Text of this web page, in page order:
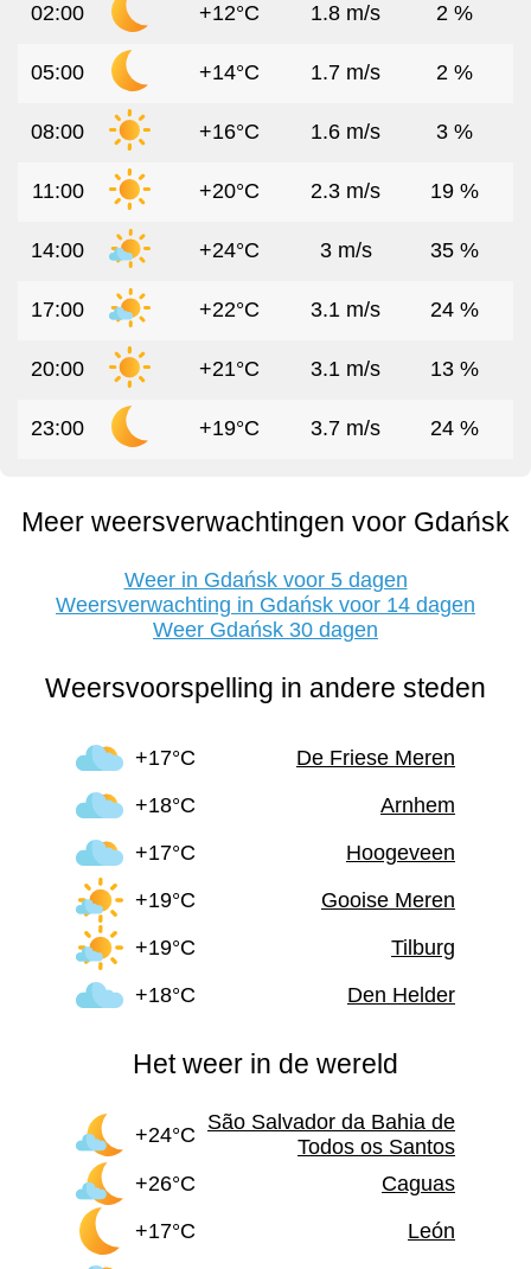
02:00 +12°C 1.8 m/s 2 %
05:00 +14°C 1.7 m/s 2 %
08:00 +16°C 1.6 m/s 3 %
11:00 +20°C 2.3 m/s 19 %
14:00 +24°C 3 m/s 35 %
17:00 +22°C 3.1 m/s 24 %
20:00 +21°C 3.1 m/s 13 %
23:00 +19°C 3.7 m/s 24 %
Meer weersverwachtingen voor Gdańsk
Weer in Gdańsk voor 5 dagen
Weersverwachting in Gdańsk voor 14 dagen
Weer Gdańsk 30 dagen
Weersvoorspelling in andere steden
+17°C
De Friese Meren
+18°C
Arnhem
+17°C
Hoogeveen
+19°C
Gooise Meren
+19°C
Tilburg
+18°C
Den Helder
Het weer in de wereld
+24°C
São Salvador da Bahia de
Todos os Santos
+26°C
Caguas
+17°C
León